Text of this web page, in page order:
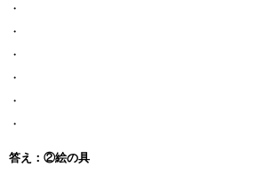
・
・
・
・
・
・
答え：②絵の具